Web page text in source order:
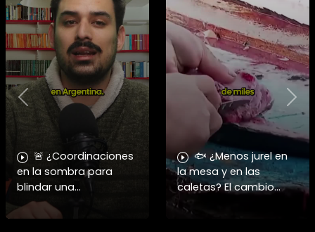
🚨 ¿Coordinaciones
en la sombra para
blindar una
candidatura
presidencial? Nuevos
🐟 ¿Menos jurel en
la mesa y en las
caletas? El cambio
climático y El Niño
alteran las aguas
Previous